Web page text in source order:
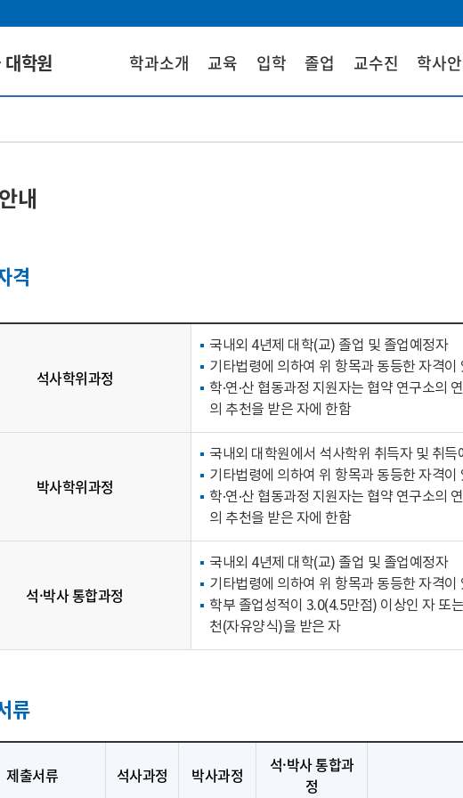
학원 학과소개 교육 입학 졸업 교수진 학사
내
격
석사학위과정
국내외 4년제 대학(교) 졸업 및 졸업예정자
기타법령에 의하여 위 항목과 동등한 자격이
학·연·산 협동과정 지원자는 협약 연구소의
의 추천을 받은 자에 한함
박사학위과정
국내외 대학원에서 석사학위 취득자 및 취득
기타법령에 의하여 위 항목과 동등한 자격이
학·연·산 협동과정 지원자는 협약 연구소의
의 추천을 받은 자에 한함
석·박사 통합과정
국내외 4년제 대학(교) 졸업 및 졸업예정자
기타법령에 의하여 위 항목과 동등한 자격이
학부 졸업성적이 3.0(4.5만점) 이상인 자 또
천(자유양식)을 받은 자
류
제출서류 석사과정 박사과정
석·박사 통합과
정